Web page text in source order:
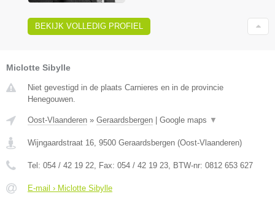
BEKIJK VOLLEDIG PROFIEL
Miclotte Sibylle
Niet gevestigd in de plaats Carnieres en in de provincie
Henegouwen.
Oost-Vlaanderen » Geraardsbergen Google maps ▼
Wijngaardstraat 16 9500 Geraardsbergen (Oost-Vlaanderen)
Tel: 054 / 42 19 22 , Fax: 054 / 42 19 23 , BTW-nr: 0812 653 627
E-mail › Miclotte Sibylle